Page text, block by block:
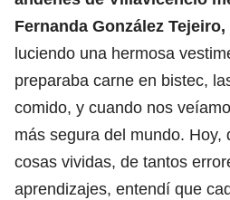
Fernanda González
luciendo una hermosa
preparaba carne en bistec,
comido, y cuando nos
más segura del mundo. Hoy,
cosas vividas, de tantos
aprendizajes, entendí que